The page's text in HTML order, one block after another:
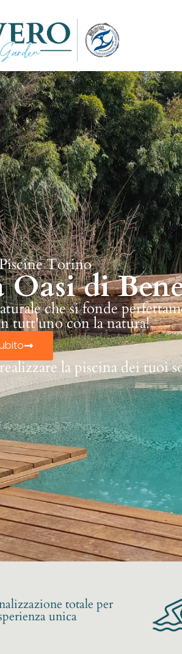
Torino
di
che si fonde
tutt'uno con la natura!
la piscina dei tuoi
totale per
unica